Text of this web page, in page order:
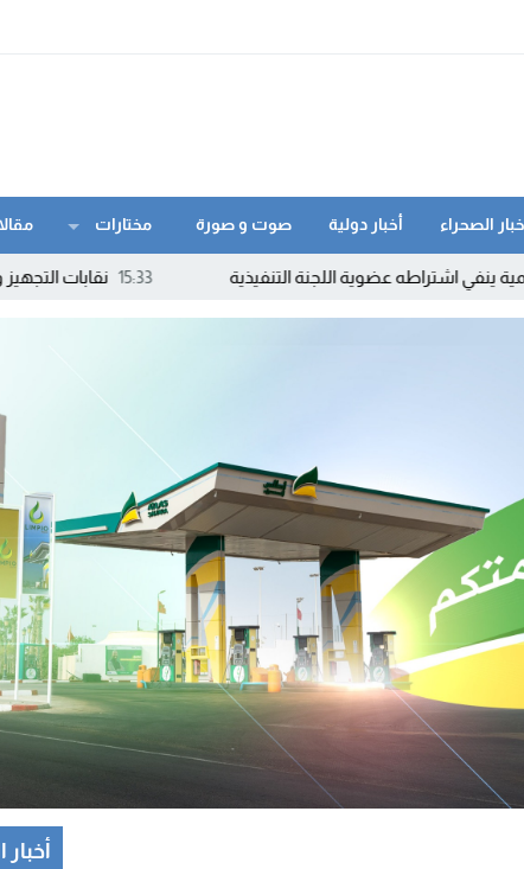
الصحراء أخبار دولية صوت و صورة مختارات
15:33 نقابات التجهيز والماء تشهر اللجنة التنفيذية
أخبار